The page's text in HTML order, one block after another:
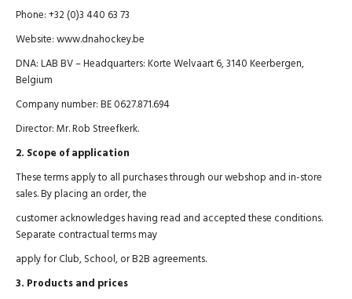
Phone: +32 (0)3 440 63 73
Website: www.dnahockey.be
DNA: LAB BV – Headquarters: Korte Welvaart 6, 3140 Keerbergen,
Belgium
Company number: BE 0627.871.694
Director: Mr. Rob Streefkerk.
2. Scope of application
These terms apply to all purchases through our webshop and in-store
sales. By placing an order, the
customer acknowledges having read and accepted these conditions.
Separate contractual terms may
apply for Club, School, or B2B agreements.
3. Products and prices